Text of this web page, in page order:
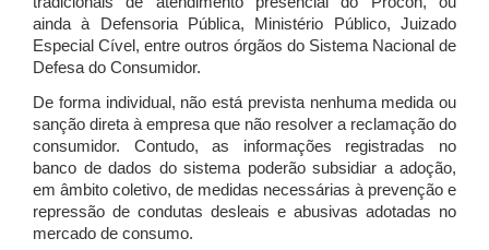
ainda à Defensoria Pública, Ministério Público, Juizado
Especial Cível, entre outros órgãos do Sistema Nacional de
Defesa do Consumidor.
De forma individual, não está prevista nenhuma medida ou
sanção direta à empresa que não resolver a reclamação do
consumidor. Contudo, as informações registradas no
banco de dados do sistema poderão subsidiar a adoção,
em âmbito coletivo, de medidas necessárias à prevenção e
repressão de condutas desleais e abusivas adotadas no
mercado de consumo.